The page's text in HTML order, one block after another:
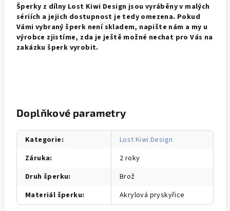
Šperky z dílny Lost Kiwi Design jsou vyráběny v malých
sériích a jejich dostupnost je tedy omezena. Pokud
Vámi vybraný šperk není skladem, napište nám a my u
výrobce zjistíme, zda je ještě možné nechat pro Vás na
zakázku šperk vyrobit.
Doplňkové parametry
Kategorie:
Lost Kiwi Design
Záruka:
2 roky
Druh šperku:
Brož
Materiál šperku: Akrylová pryskyřice